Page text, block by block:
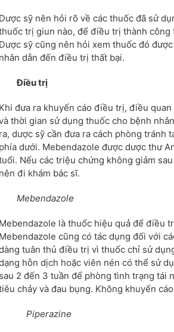
Dược sỹ nên hỏi rõ về các thuốc đã sử
trị giun nào, để điều trị thành
Dược sỹ cũng nên hỏi xem thuốc đó
nhân dẫn đến điều trị thất bại.
Điều trị
Khi đưa ra khuyến cáo điều trị, điều
thời gian sử dụng thuốc cho bệnh
ra, dược sỹ cần đưa ra cách phòng tránh
phía dưới. Mebendazole được dược thư
Nếu các triệu chứng không giảm
nên đi khám bác sĩ.
Mebendazole
Mebendazole là thuốc hiệu quả để điều
Mebendazole cũng có tác dụng đối với
tuân thủ điều trị vì thuốc chỉ sử
hỗn dịch hoặc viên nén có thể sử
sau 2 đến 3 tuần để phòng tình trạng tái
chảy và đau bụng. Không khuyến
Piperazine